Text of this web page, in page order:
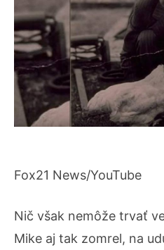
Fox21 News/YouTube
Nič však nemôže trvať
Mike aj tak zomrel, na